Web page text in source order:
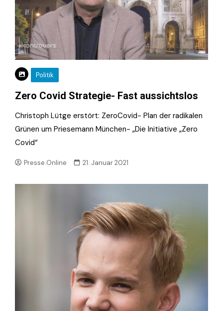
Politik
Zero Covid Strategie- Fast aussichtslos
Christoph Lütge erstört: ZeroCovid- Plan der radikalen
Grünen um Priesemann München- „Die Initiative „Zero
Covid“
Presse.Online 21. Januar 2021